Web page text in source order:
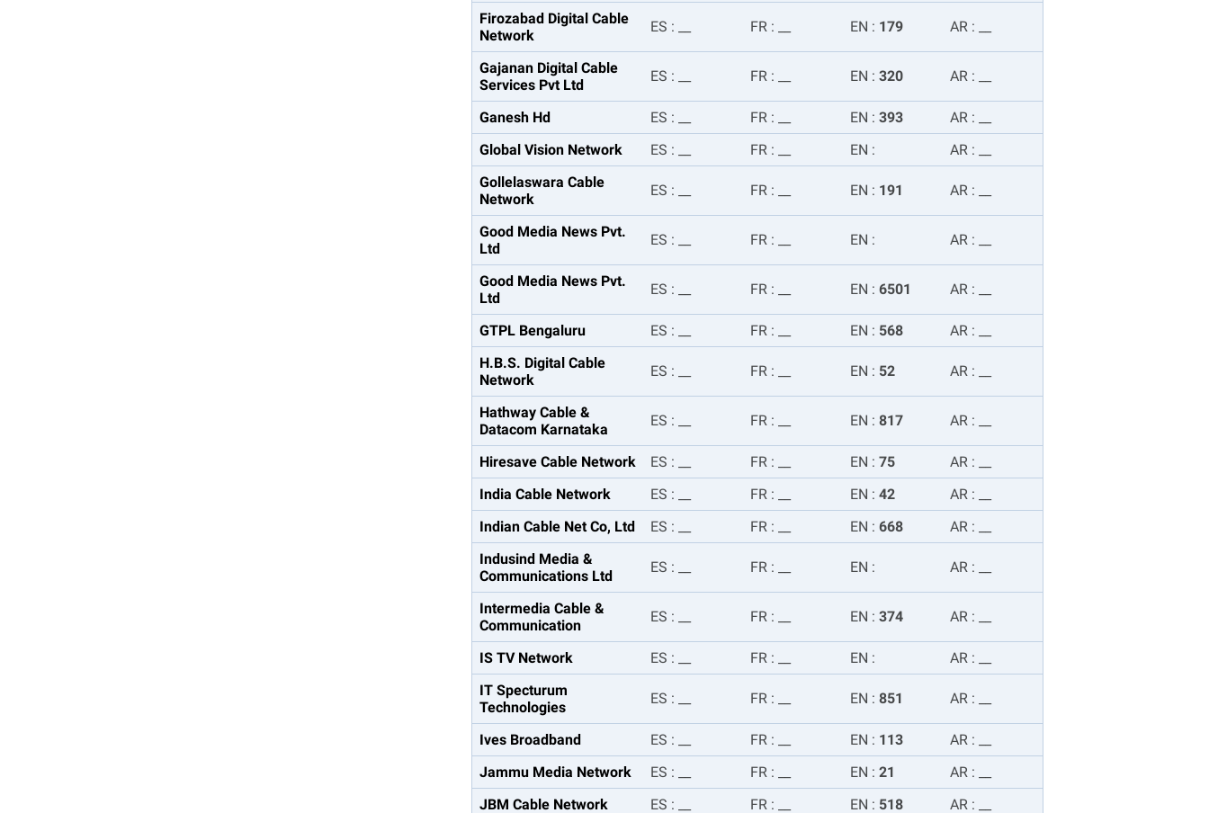
Firozabad Digital Cable
Network
ES : FR : EN : 179 AR :
Gajanan Digital Cable
Services Pvt Ltd
ES : FR : EN : 320 AR :
Ganesh Hd ES : FR : EN : 393 AR :
Global Vision Network
ES : FR : EN : AR :
Gollelaswara Cable
Network
ES : FR : EN : 191 AR :
Good Media News Pvt.
Ltd
ES : FR : EN : AR :
Good Media News Pvt.
Ltd
ES : FR : EN : 6501 AR :
GTPL Bengaluru ES : FR : EN : 568 AR :
H.B.S. Digital Cable
Network
ES : FR : EN : 52 AR :
Hathway Cable &
Datacom Karnataka
ES : FR : EN : 817 AR :
Hiresave Cable Network ES : FR : EN : 75 AR :
India Cable Network
ES : FR : EN : 42 AR :
Indian Cable Net Co, Ltd
ES : FR : EN : 668 AR :
Indusind Media &
Communications Ltd
ES : FR : EN : AR :
Intermedia Cable &
Communication
ES : FR : EN : 374 AR :
IS TV Network ES : FR : EN : AR :
IT Specturum
Technologies
ES : FR : EN : 851 AR :
Ives Broadband ES : FR : EN : 113 AR :
Jammu Media Network
ES : FR : EN : 21 AR :
JBM Cable Network
ES : FR : EN : 518 AR :